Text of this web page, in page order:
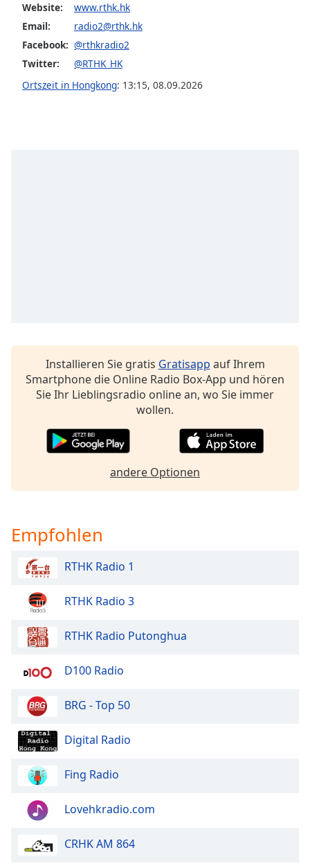
dialog
window.
Escape
cancel
Opacity
Caption
Size
Reset
Close
Modal
Dialog
dialog
window.
Website:
www.rthk.hk
Email:
radio2@rthk.hk
Facebook: @rthkradio2
Twitter:
@RTHK_HK
Ortszeit in Hongkong: 13:15, 08.09.2026
Installieren Sie gratis Gratisapp auf Ihrem
Smartphone die Online Radio Box-App und hören
Sie Ihr Lieblingsradio online an, wo Sie immer
wollen.
andere Optionen
Empfohlen
RTHK Radio 1
RTHK Radio 3
RTHK Radio Putonghua
D100 Radio
BRG - Top 50
Digital Radio
Fing Radio
Lovehkradio.com
CRHK AM 864